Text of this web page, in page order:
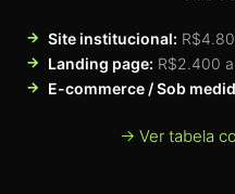
Site institucional:
Landing page: R$2.400
E-commerce / Sob
→ Ver tabela